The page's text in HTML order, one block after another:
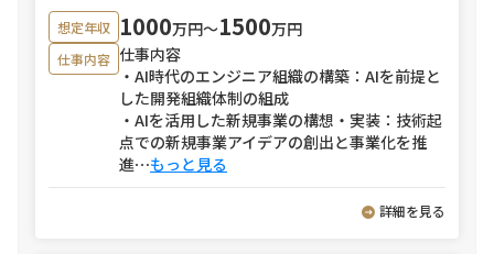
想定年収 1000万円〜1500万円
仕事内容 仕事内容
・AI時代のエンジニア組織の構築：AIを前提と
した開発組織体制の組成
・AIを活用した新規事業の構想・実装：技術起
点での新規事業アイデアの創出と事業化を推
進⋯もっと見る
詳細を見る